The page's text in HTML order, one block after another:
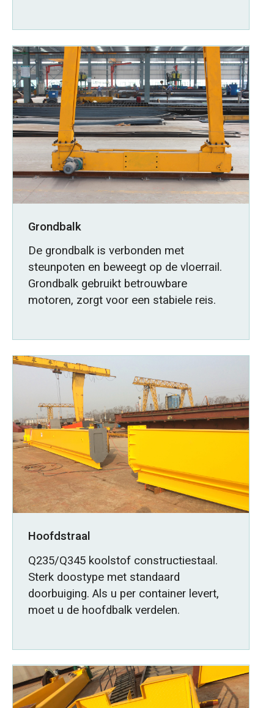
Grondbalk
De grondbalk is verbonden met
steunpoten en beweegt op de vloerrail.
Grondbalk gebruikt betrouwbare
motoren, zorgt voor een stabiele reis.
Hoofdstraal
Q235/Q345 koolstof constructiestaal.
Sterk doostype met standaard
doorbuiging. Als u per container levert,
moet u de hoofdbalk verdelen.